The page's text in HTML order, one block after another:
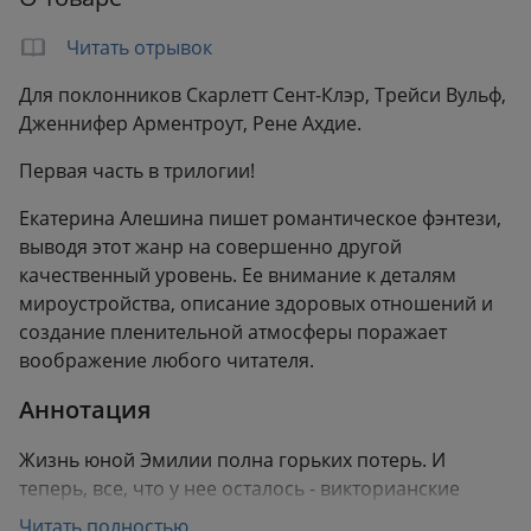
Формат: 147x219 мм
Вес:
0.56 кг
Читать отрывок
Для поклонников Скарлетт Сент-Клэр, Трейси Вульф,
Дженнифер Арментроут, Рене Ахдие.
Первая часть в трилогии!
Екатерина Алешина пишет романтическое фэнтези,
выводя этот жанр на совершенно другой
качественный уровень. Ее внимание к деталям
мироустройства, описание здоровых отношений и
создание пленительной атмосферы поражает
воображение любого читателя.
Аннотация
Жизнь юной Эмилии полна горьких потерь. И
теперь, все, что у нее осталось - викторианские
романы, рок-музыка и разговоры с морем. Ее жизнь